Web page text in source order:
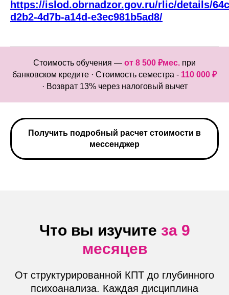
https://islod.obrnadzor.gov.ru/rlic/details/
d2b2-4d7b-a14d-e3ec981b5ad8/
Стоимость обучения — от 8 500 ₽мес. при
банковском кредите · Стоимость семестра - 110 000 ₽
· Возврат 13% через налоговый вычет
Получить подробный расчет стоимости в
мессенджер
Что вы изучите за 9
месяцев
От структурированной КПТ до глубинного
психоанализа. Каждая дисциплина